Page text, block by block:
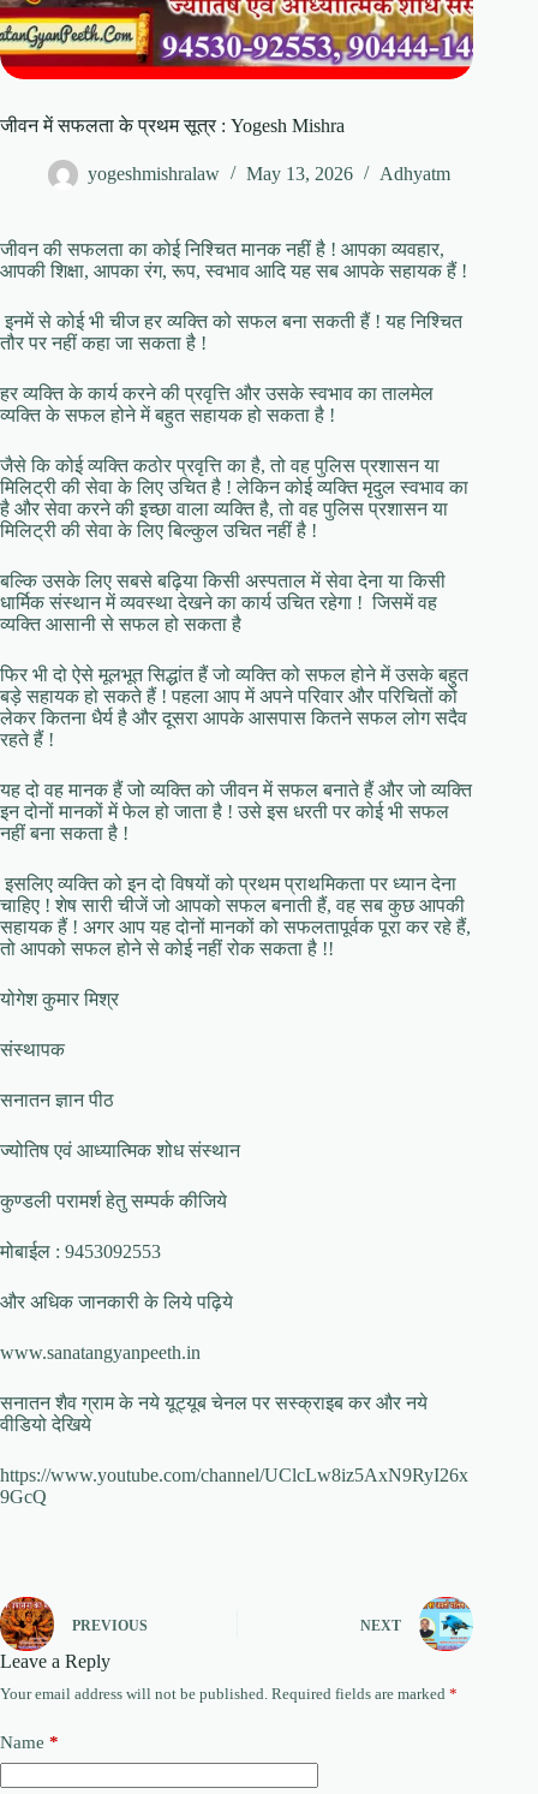
जीवन में सफलता के प्रथम सूत्र : Yogesh Mishra
yogeshmishralaw May 13, 2026 Adhyatm
जीवन की सफलता का कोई निश्चित मानक नहीं है ! आपका व्यवहार,
आपकी शिक्षा, आपका रंग, रूप, स्वभाव आदि यह सब आपके सहायक हैं !
इनमें से कोई भी चीज हर व्यक्ति को सफल बना सकती हैं ! यह निश्चित
तौर पर नहीं कहा जा सकता है !
हर व्यक्ति के कार्य करने की प्रवृत्ति और उसके स्वभाव का तालमेल
व्यक्ति के सफल होने में बहुत सहायक हो सकता है !
जैसे कि कोई व्यक्ति कठोर प्रवृत्ति का है, तो वह पुलिस प्रशासन या
मिलिट्री की सेवा के लिए उचित है ! लेकिन कोई व्यक्ति मृदुल स्वभाव का
है और सेवा करने की इच्छा वाला व्यक्ति है, तो वह पुलिस प्रशासन या
मिलिट्री की सेवा के लिए बिल्कुल उचित नहीं है !
बल्कि उसके लिए सबसे बढ़िया किसी अस्पताल में सेवा देना या किसी
धार्मिक संस्थान में व्यवस्था देखने का कार्य उचित रहेगा ! जिसमें वह
व्यक्ति आसानी से सफल हो सकता है
फिर भी दो ऐसे मूलभूत सिद्धांत हैं जो व्यक्ति को सफल होने में उसके बहुत
बड़े सहायक हो सकते हैं ! पहला आप में अपने परिवार और परिचितों को
लेकर कितना धैर्य है और दूसरा आपके आसपास कितने सफल लोग सदैव
रहते हैं !
यह दो वह मानक हैं जो व्यक्ति को जीवन में सफल बनाते हैं और जो व्यक्ति
इन दोनों मानकों में फेल हो जाता है ! उसे इस धरती पर कोई भी सफल
नहीं बना सकता है !
इसलिए व्यक्ति को इन दो विषयों को प्रथम प्राथमिकता पर ध्यान देना
चाहिए ! शेष सारी चीजें जो आपको सफल बनाती हैं, वह सब कुछ आपकी
सहायक हैं ! अगर आप यह दोनों मानकों को सफलतापूर्वक पूरा कर रहे हैं,
तो आपको सफल होने से कोई नहीं रोक सकता है !!
योगेश कुमार मिश्र
संस्थापक
सनातन ज्ञान पीठ
ज्योतिष एवं आध्यात्मिक शोध संस्थान
कुण्डली परामर्श हेतु सम्पर्क कीजिये
मोबाईल : 9453092553
और अधिक जानकारी के लिये पढ़िये
www.sanatangyanpeeth.in
सनातन शैव ग्राम के नये यूट्यूब चेनल पर सस्क्राइब कर और नये
वीडियो देखिये
https://www.youtube.com/channel/UClcLw8iz5AxN9RyI26x
9GcQ
PREVIOUS NEXT
Leave a Reply
Your email address will not be published. Required fields are marked *
Name *